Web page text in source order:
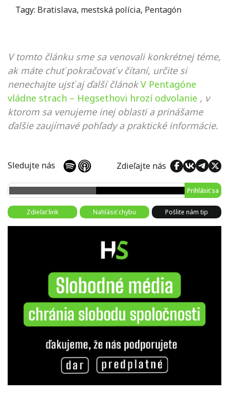
Tagy: Bratislava, mestská polícia, Pentagón
V tomto článku sme sa venovali konkrétnej téme,
ak máte chuť pokračovať v čítaní, určite si
nenechajte ujsť aj ďalší článok V Pentagóne
vládne strach – Hegsethovi hrozí odvolanie , v
ktorom sa venujeme inej oblasti a prinášame
ďalšie zaujímavé pohľady a praktické informácie.
Sledujte nás Zdieľajte nás
Prihlásiť sa
Zdieľať link Nahlásiť chybu Pošlite nám tip